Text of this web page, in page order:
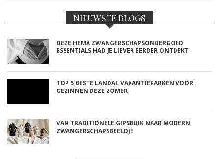
NIEUWSTE BLOGS
DEZE HEMA ZWANGERSCHAPSONDERGOED
ESSENTIALS HAD JE LIEVER EERDER ONTDEKT
TOP 5 BESTE LANDAL VAKANTIEPARKEN VOOR
GEZINNEN DEZE ZOMER
VAN TRADITIONELE GIPSBUIK NAAR MODERN
ZWANGERSCHAPSBEELDJE